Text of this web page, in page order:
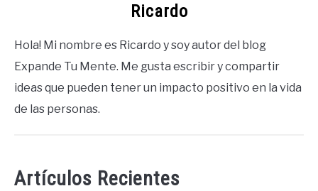
Ricardo
Hola! Mi nombre es Ricardo y soy autor del blog
Expande Tu Mente. Me gusta escribir y compartir
ideas que pueden tener un impacto positivo en la vida
de las personas.
Artículos Recientes